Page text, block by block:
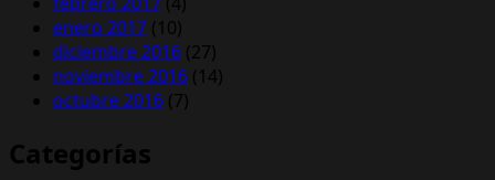
enero 2017 (10)
diciembre 2016 (27)
noviembre 2016 (14)
octubre 2016 (7)
Categorías